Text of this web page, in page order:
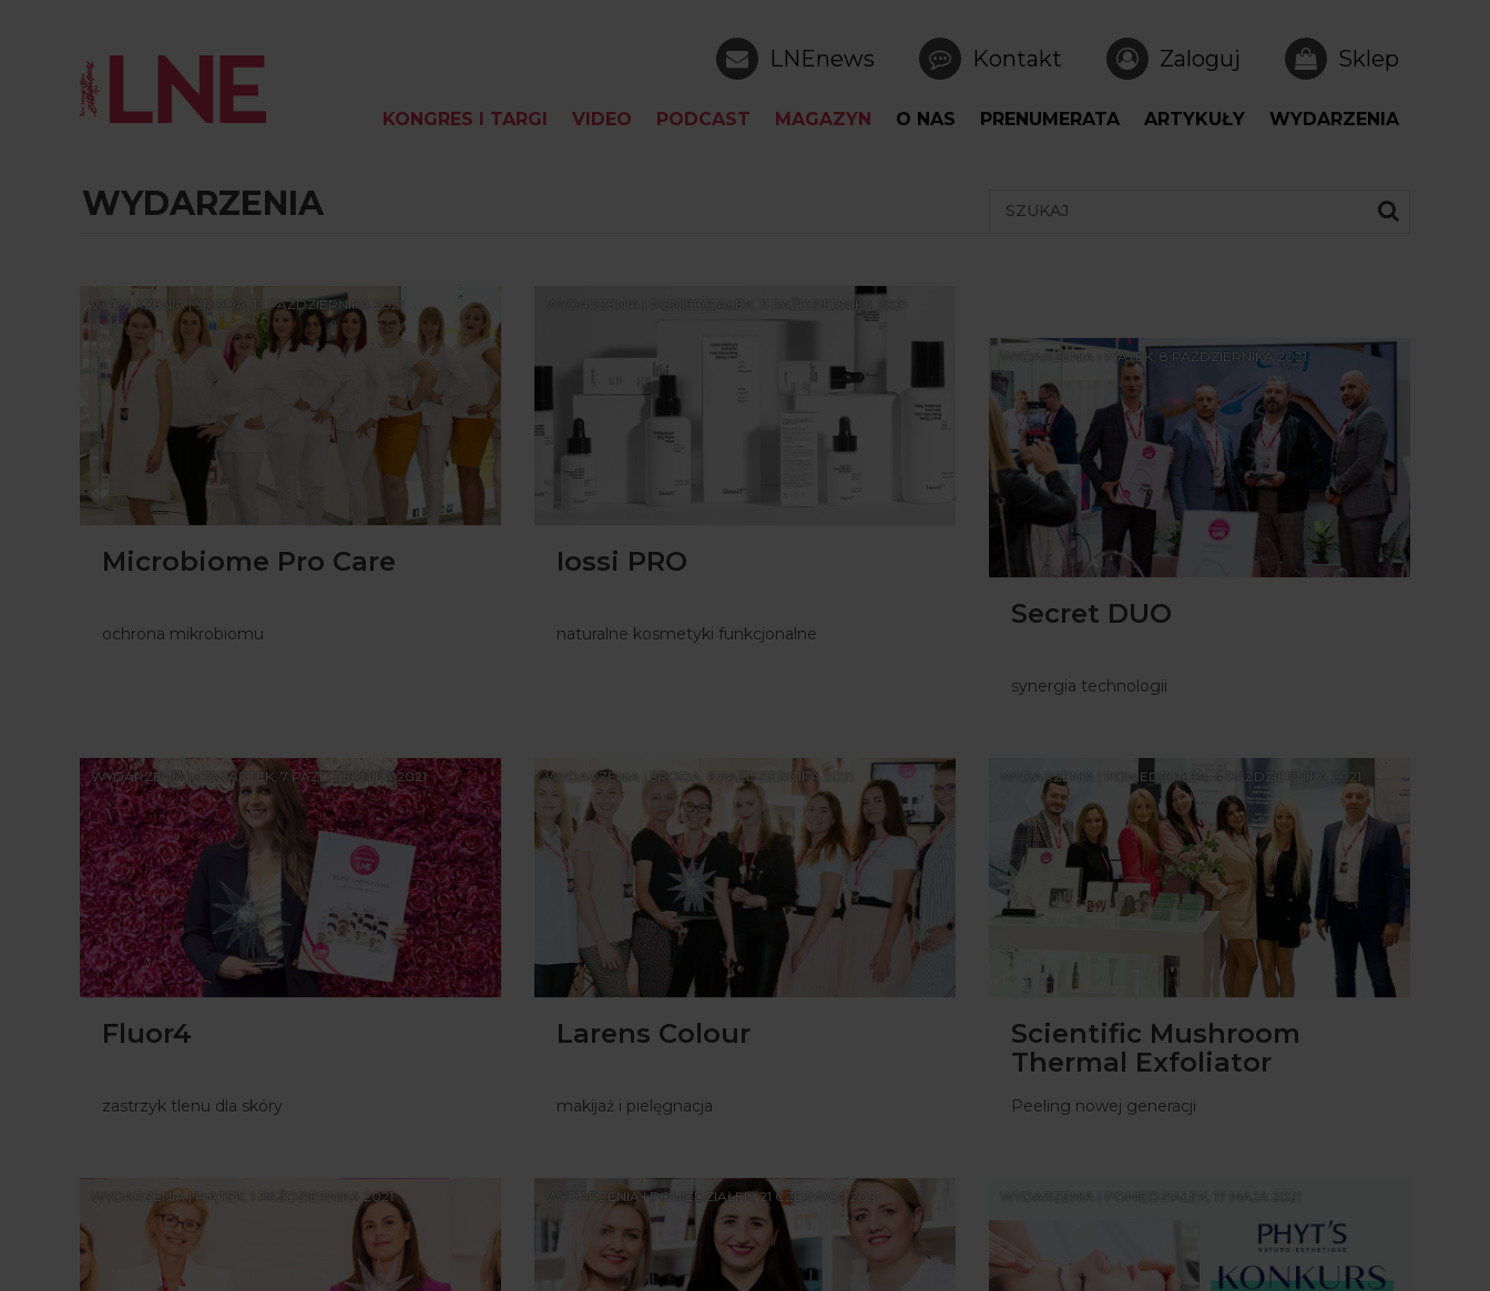
LNEnews Kontakt Zaloguj Sklep
KONGRES I TARGI VIDEO PODCAST MAGAZYN O NAS PRENUMERATA ARTYKUŁY WYDARZENIA
WYDARZENIA
WYDARZENIA | ŚRODA, 13 PAŹDZIERNIKA 2021
Microbiome Pro Care
ochrona mikrobiomu
WYDARZENIA | PONIEDZIAŁEK, 11 PAŹDZIERNIKA 2021
Iossi PRO
naturalne kosmetyki funkcjonalne
WYDARZENIA | PIĄTEK, 8 PAŹDZIERNIKA 2021
Secret DUO
synergia technologii
WYDARZENIA | CZWARTEK, 7 PAŹDZIERNIKA 2021
Fluor4
zastrzyk tlenu dla skóry
WYDARZENIA | ŚRODA, 6 PAŹDZIERNIKA 2021
Larens Colour
makijaż i pielęgnacja
WYDARZENIA | PONIEDZIAŁEK, 4 PAŹDZIERNIKA 2021
Scientific Mushroom
Thermal Exfoliator
Peeling nowej generacji
WYDARZENIA | PIĄTEK, 1 PAŹDZIERNIKA 2021 WYDARZENIA | PONIEDZIAŁEK, 21 CZERWCA 2021 WYDARZENIA | PONIEDZIAŁEK, 17 MAJA 2021